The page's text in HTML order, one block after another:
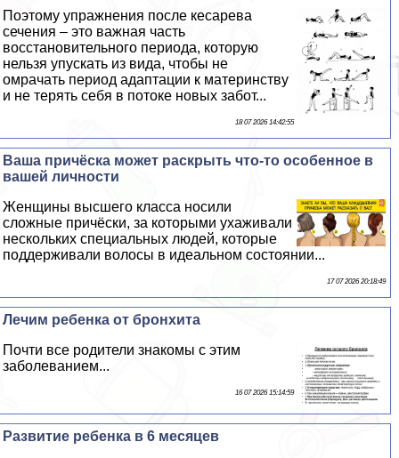
Поэтому упражнения после кесарева
сечения – это важная часть
восстановительного периода, которую
нельзя упускать из вида, чтобы не
омрачать период адаптации к материнству
и не терять себя в потоке новых забот...
18 07 2026 14:42:55
Ваша причёска может раскрыть что-то особенное в
вашей личности
Женщины высшего класса носили
сложные причёски, за которыми ухаживали
нескольких специальных людей, которые
поддерживали волосы в идеальном состоянии...
17 07 2026 20:18:49
Лечим ребенка от бронхита
Почти все родители знакомы с этим
заболеванием...
16 07 2026 15:14:59
Развитие ребенка в 6 месяцев